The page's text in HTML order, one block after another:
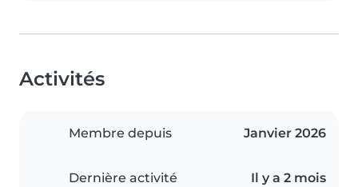
Activités
Membre depuis Janvier 2026
Dernière activité Il y a 2 mois